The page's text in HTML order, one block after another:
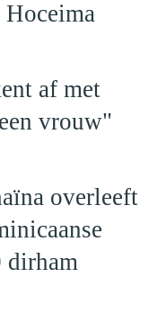
af met
vrouw"
overleeft
dirham